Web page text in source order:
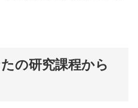
の研究課程から